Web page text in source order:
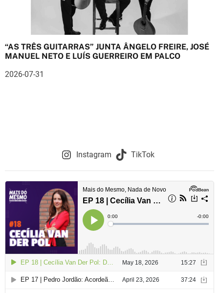
“AS TRÊS GUITARRAS” JUNTA ÂNGELO FREIRE, JOSÉ
MANUEL NETO E LUÍS GUERREIRO EM PALCO
2026-07-31
Instagram TikTok